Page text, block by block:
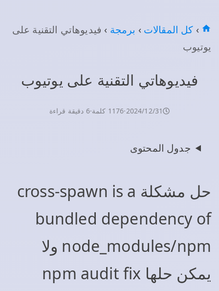
› كل المقالات› برمجة › فيديوهاتي التقنية على
يوتيوب
فيديوهاتي التقنية على يوتيوب
31‏/12‏/2024
·1176 كلمة ·6 دقيقة قراءة
جدول المحتوى
حل مشكلة cross-spawn is a
bundled dependency of
node_modules/npm ولا
يمكن حلها npm audit fix